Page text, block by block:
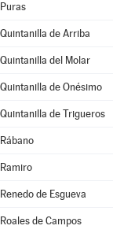
Puras
Quintanilla de Arriba
Quintanilla del Molar
Quintanilla de Onésimo
Quintanilla de Trigueros
Rábano
Ramiro
Renedo de Esgueva
Roales de Campos